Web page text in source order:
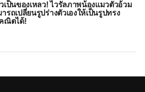
เป็นของเหลว! ไวรัลภาพน้องแมวตัวอ้วม
รถเปลี่ยนรูปร่างตัวเองให้เป็นรูปทรง
ณิตได้!